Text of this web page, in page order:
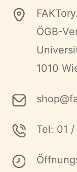
ÖGB-
1010
Tel: 01